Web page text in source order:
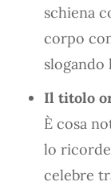
schiena
corpo
slogando
Il titolo
È cosa
lo
celebre